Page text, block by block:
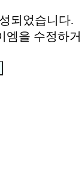
되었습니다.
엠을 수정하거